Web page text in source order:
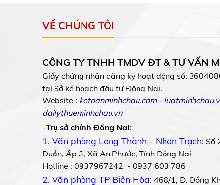
VỀ CHÚNG TÔI
CÔNG TY TNHH TMDV ĐT & TƯ VẤN
Giấy chứng nhận đăng ký hoạt động số:
tại Sở kế hoạch đầu tư Đồng Nai.
Website : ketoanminhchau.com-
dailythueminhchau.vn
-Trụ sở chính Đồng Nai:
1. Văn phòng Long Thành - Nhơn Trạch: Số
Duẩn, Ấp 3, Xã An Phước, Tỉnh Đồng Nai
Hotline : 0937967242 - 0937 603 786
2. Văn phòng TP Biên Hòa: 468/1, Đ. Đồng